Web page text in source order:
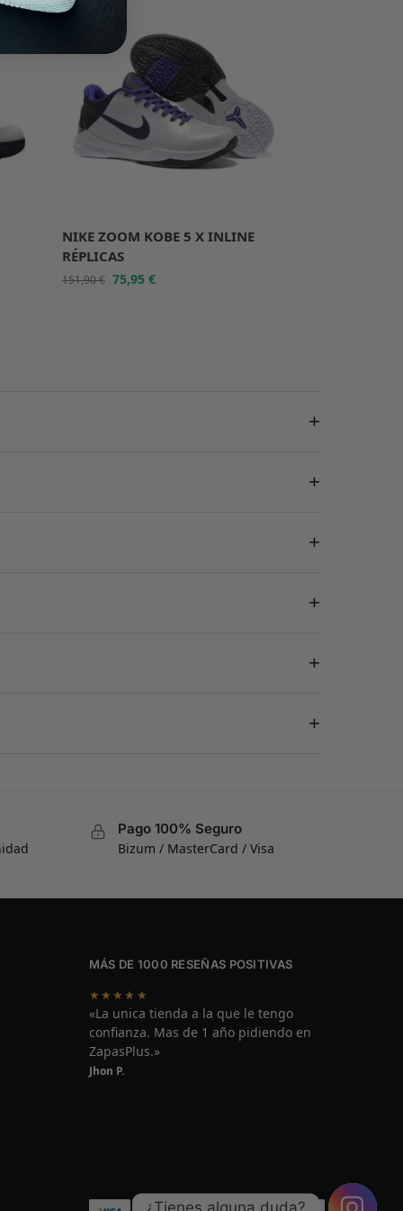
NIKE ZOOM KOBE 5 X INLINE
RÉPLICAS
151,90€ 75,95€
+
+
+
+
+
+
Pago 100% Seguro
Bizum / MasterCard / Visa
MÁS DE 1000 RESEÑAS POSITIVAS
★★★★★
«La unica tienda a la que le tengo
confianza. Mas de 1 año pidiendo en
ZapasPlus.»
Jhon P.
¿Tienes alguna duda?